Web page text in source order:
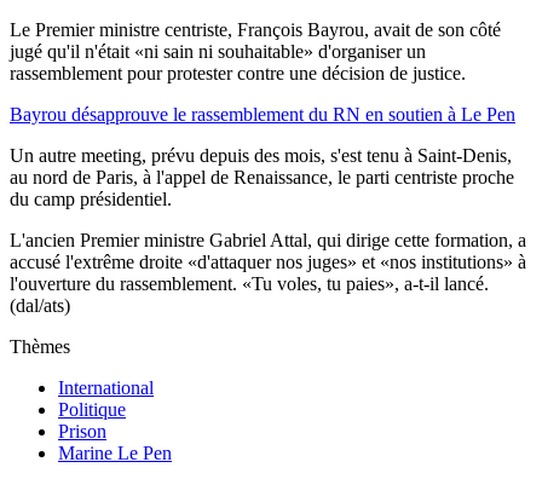
Le Premier ministre centriste, François Bayrou, avait de son côté
jugé qu'il n'était «ni sain ni souhaitable» d'organiser un
rassemblement pour protester contre une décision de justice.
Bayrou désapprouve le rassemblement du RN en soutien à Le Pen
Un autre meeting, prévu depuis des mois, s'est tenu à Saint-Denis,
au nord de Paris, à l'appel de Renaissance, le parti centriste proche
du camp présidentiel.
L'ancien Premier ministre Gabriel Attal, qui dirige cette formation, a
accusé l'extrême droite «d'attaquer nos juges» et «nos institutions» à
l'ouverture du rassemblement. «Tu voles, tu paies», a-t-il lancé.
(dal/ats)
Thèmes
International
Politique
Prison
Marine Le Pen